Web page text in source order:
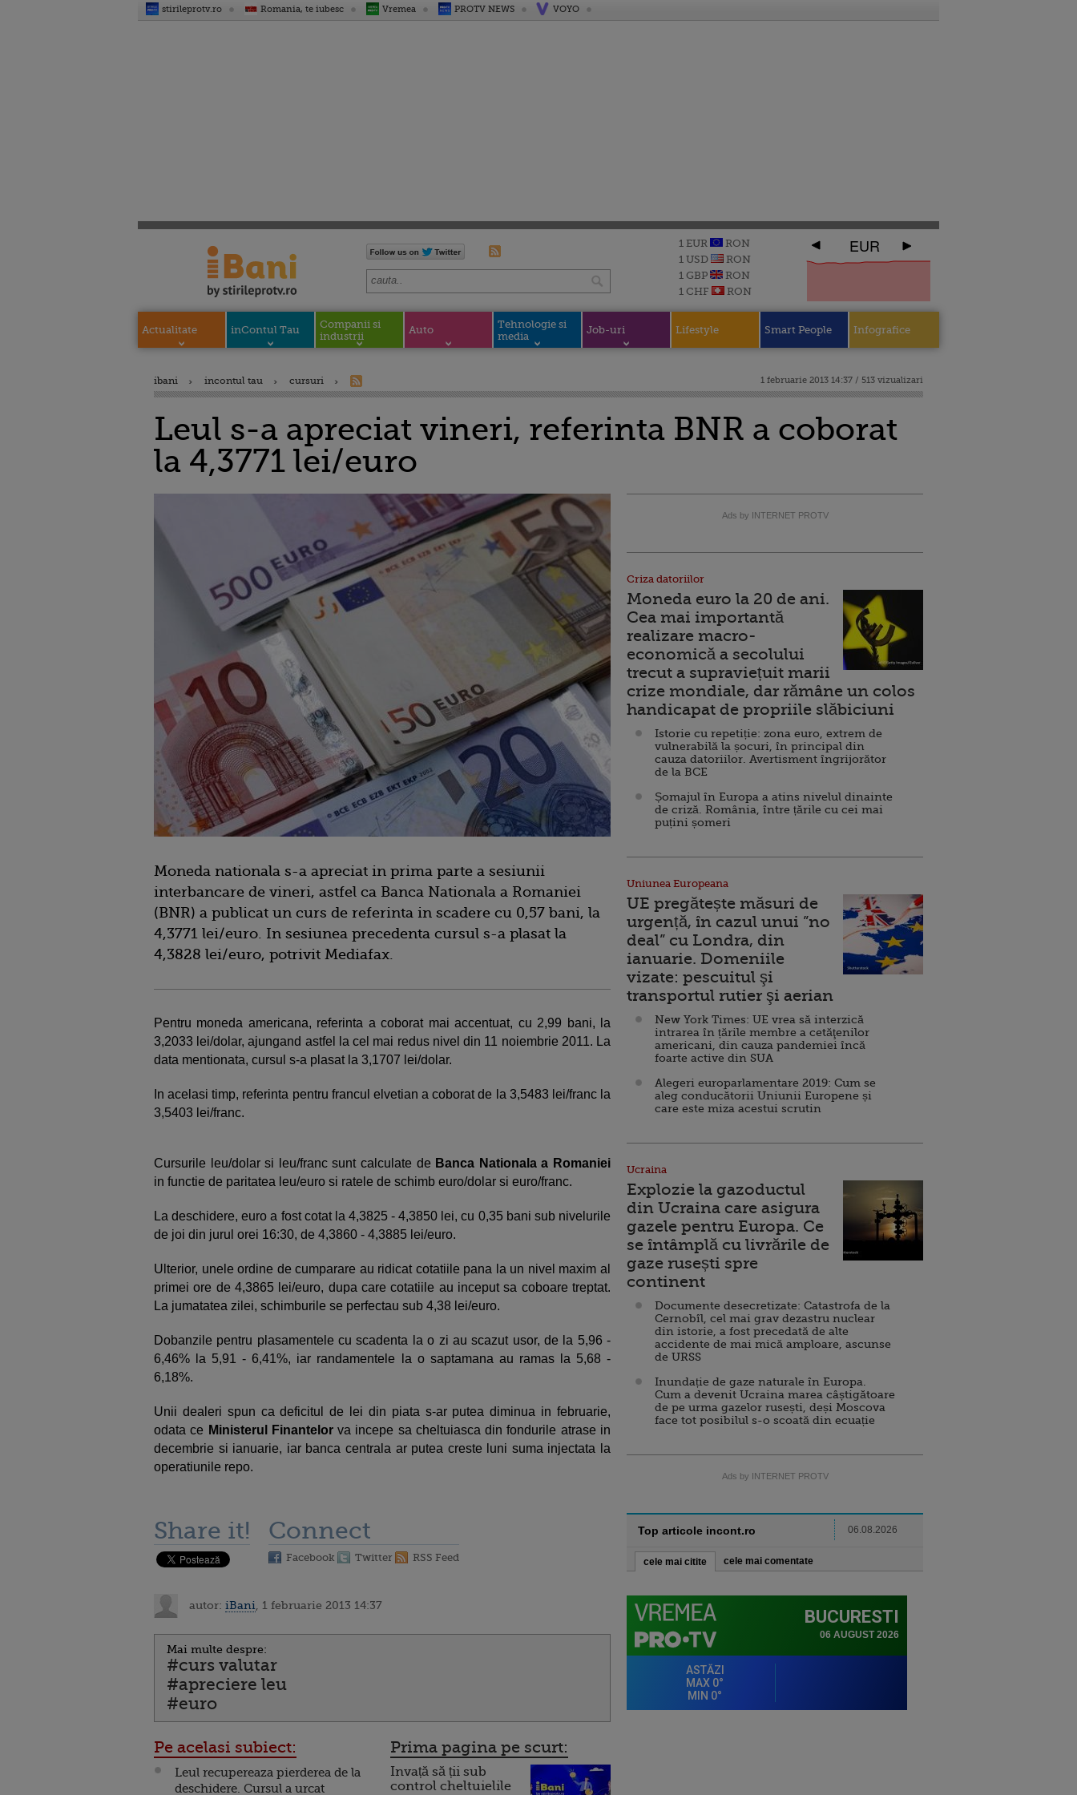
stirileprotv.ro Romania, te iubesc Vremea PROTV NEWS VOYO
1 EUR
RON
1 USD
RON
1 GBP
RON
1 CHF
RON
EUR
Actualitate inContul Tau
Companii si
industrii
Auto
Tehnologie si
media
Job-uri Lifestyle Smart People Infografice
ibani incontul tau cursuri 1 februarie 2013 14:37 / 513 vizualizari
Leul s-a apreciat vineri, referinta BNR a coborat
la 4,3771 lei/euro
Moneda nationala s-a apreciat in prima parte a sesiunii
interbancare de vineri, astfel ca Banca Nationala a Romaniei
(BNR) a publicat un curs de referinta in scadere cu 0,57 bani, la
4,3771 lei/euro. In sesiunea precedenta cursul s-a plasat la
4,3828 lei/euro, potrivit Mediafax.
Pentru moneda americana, referinta a coborat mai accentuat, cu 2,99 bani, la
3,2033 lei/dolar, ajungand astfel la cel mai redus nivel din 11 noiembrie 2011. La
data mentionata, cursul s-a plasat la 3,1707 lei/dolar.
In acelasi timp, referinta pentru francul elvetian a coborat de la 3,5483 lei/franc la
3,5403 lei/franc.
Cursurile leu/dolar si leu/franc sunt calculate de Banca Nationala a Romaniei
in functie de paritatea leu/euro si ratele de schimb euro/dolar si euro/franc.
La deschidere, euro a fost cotat la 4,3825 - 4,3850 lei, cu 0,35 bani sub nivelurile
de joi din jurul orei 16:30, de 4,3860 - 4,3885 lei/euro.
Ulterior, unele ordine de cumparare au ridicat cotatiile pana la un nivel maxim al
primei ore de 4,3865 lei/euro, dupa care cotatiile au inceput sa coboare treptat.
La jumatatea zilei, schimburile se perfectau sub 4,38 lei/euro.
Dobanzile pentru plasamentele cu scadenta la o zi au scazut usor, de la 5,96 -
6,46% la 5,91 - 6,41%, iar randamentele la o saptamana au ramas la 5,68 -
6,18%.
Unii dealeri spun ca deficitul de lei din piata s-ar putea diminua in februarie,
odata ce Ministerul Finantelorva incepe sa cheltuiasca din fondurile atrase in
decembrie si ianuarie, iar banca centrala ar putea creste luni suma injectata la
operatiunile repo.
Share it! Connect
Facebook Twitter RSS Feed
autor: iBani , 1 februarie 2013 14:37
Mai multe despre:
#curs valutar
#apreciere leu
#euro
Pe acelasi subiect:
Leul recupereaza pierderea de la
deschidere. Cursul a urcat
Prima pagina pe scurt:
Invață să ții sub
control cheltuielile
Ads by INTERNET PROTV
Criza datoriilor
Moneda euro la 20 de ani.
Cea mai importantă
realizare macro-
economică a secolului
trecut a supraviețuit marii
crize mondiale, dar rămâne un colos
handicapat de propriile slăbiciuni
Istorie cu repetiție: zona euro, extrem de
vulnerabilă la șocuri, în principal din
cauza datoriilor. Avertisment îngrijorător
de la BCE
Șomajul în Europa a atins nivelul dinainte
de criză. România, între țările cu cei mai
puțini șomeri
Uniunea Europeana
UE pregătește măsuri de
urgență, în cazul unui ”no
deal” cu Londra, din
ianuarie. Domeniile
vizate: pescuitul şi
transportul rutier şi aerian
New York Times: UE vrea să interzică
intrarea în țările membre a cetăţenilor
americani, din cauza pandemiei încă
foarte active din SUA
Alegeri europarlamentare 2019: Cum se
aleg conducătorii Uniunii Europene și
care este miza acestui scrutin
Ucraina
Explozie la gazoductul
din Ucraina care asigura
gazele pentru Europa. Ce
se întâmplă cu livrările de
gaze rusești spre
continent
Documente desecretizate: Catastrofa de la
Cernobîl, cel mai grav dezastru nuclear
din istorie, a fost precedată de alte
accidente de mai mică amploare, ascunse
de URSS
Inundație de gaze naturale în Europa.
Cum a devenit Ucraina marea câștigătoare
de pe urma gazelor rusești, deși Moscova
face tot posibilul s-o scoată din ecuație
Ads by INTERNET PROTV
Top articole incont.ro 06.08.2026
cele mai citite cele mai comentate